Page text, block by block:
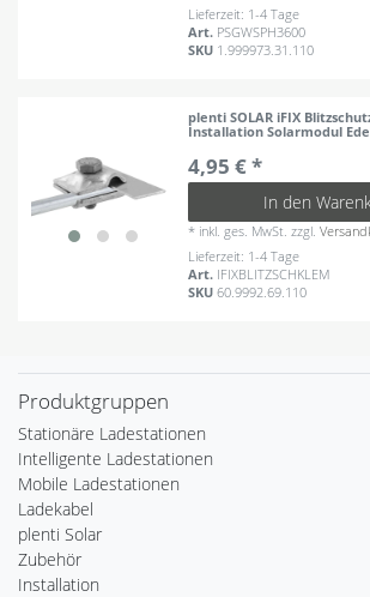
Lieferzeit: 1-4 Tage
Art. PSGWSPH3600
SKU 1.999973.31.110
plenti SOLAR iFIX
Installation Solarmodul
4,95 € *
In den
* inkl. ges. MwSt. zzgl.
Lieferzeit: 1-4 Tage
Art. IFIXBLITZSCHKLEM
SKU60.9992.69.110
Produktgruppen
Stationäre Ladestationen
Intelligente Ladestationen
Mobile Ladestationen
Ladekabel
plenti Solar
Zubehör
Installation